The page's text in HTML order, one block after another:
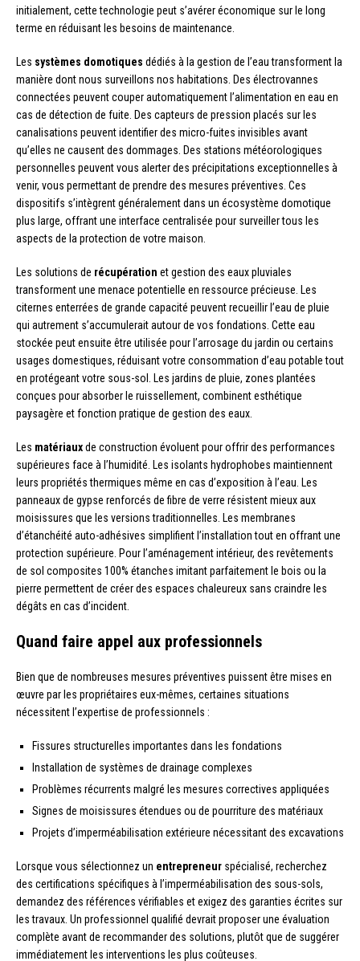
initialement, cette technologie peut s’avérer économique sur le long
terme en réduisant les besoins de maintenance.
Les systèmes domotiques dédiés à la gestion de l’eau transforment la
manière dont nous surveillons nos habitations. Des électrovannes
connectées peuvent couper automatiquement l’alimentation en eau en
cas de détection de fuite. Des capteurs de pression placés sur les
canalisations peuvent identifier des micro-fuites invisibles avant
qu’elles ne causent des dommages. Des stations météorologiques
personnelles peuvent vous alerter des précipitations exceptionnelles à
venir, vous permettant de prendre des mesures préventives. Ces
dispositifs s’intègrent généralement dans un écosystème domotique
plus large, offrant une interface centralisée pour surveiller tous les
aspects de la protection de votre maison.
Les solutions de récupération et gestion des eaux pluviales
transforment une menace potentielle en ressource précieuse. Les
citernes enterrées de grande capacité peuvent recueillir l’eau de pluie
qui autrement s’accumulerait autour de vos fondations. Cette eau
stockée peut ensuite être utilisée pour l’arrosage du jardin ou certains
usages domestiques, réduisant votre consommation d’eau potable tout
en protégeant votre sous-sol. Les jardins de pluie, zones plantées
conçues pour absorber le ruissellement, combinent esthétique
paysagère et fonction pratique de gestion des eaux.
Les matériauxde construction évoluent pour offrir des performances
supérieures face à l’humidité. Les isolants hydrophobes maintiennent
leurs propriétés thermiques même en cas d’exposition à l’eau. Les
panneaux de gypse renforcés de fibre de verre résistent mieux aux
moisissures que les versions traditionnelles. Les membranes
d’étanchéité auto-adhésives simplifient l’installation tout en offrant une
protection supérieure. Pour l’aménagement intérieur, des revêtements
de sol composites 100% étanches imitant parfaitement le bois ou la
pierre permettent de créer des espaces chaleureux sans craindre les
dégâts en cas d’incident.
Quand faire appel aux professionnels
Bien que de nombreuses mesures préventives puissent être mises en
œuvre par les propriétaires eux-mêmes, certaines situations
nécessitent l’expertise de professionnels :
Fissures structurelles importantes dans les fondations
Installation de systèmes de drainage complexes
Problèmes récurrents malgré les mesures correctives appliquées
Signes de moisissures étendues ou de pourriture des matériaux
Projets d’imperméabilisation extérieure nécessitant des excavations
Lorsque vous sélectionnez un entrepreneur spécialisé, recherchez
des certifications spécifiques à l’imperméabilisation des sous-sols,
demandez des références vérifiables et exigez des garanties écrites sur
les travaux. Un professionnel qualifié devrait proposer une évaluation
complète avant de recommander des solutions, plutôt que de suggérer
immédiatement les interventions les plus coûteuses.